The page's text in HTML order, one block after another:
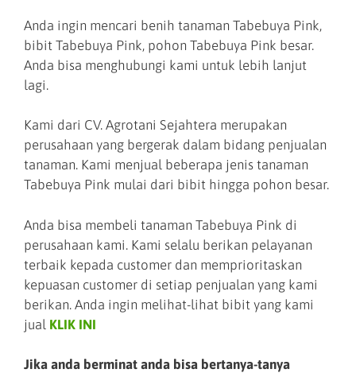
Anda ingin mencari benih tanaman Tabebuya Pink,
bibit Tabebuya Pink, pohon Tabebuya Pink besar.
Anda bisa menghubungi kami untuk lebih lanjut
lagi.
Kami dari CV. Agrotani Sejahtera merupakan
perusahaan yang bergerak dalam bidang penjualan
tanaman. Kami menjual beberapa jenis tanaman
Tabebuya Pink mulai dari bibit hingga pohon besar.
Anda bisa membeli tanaman Tabebuya Pink di
perusahaan kami. Kami selalu berikan pelayanan
terbaik kepada customer dan memprioritaskan
kepuasan customer di setiap penjualan yang kami
berikan. Anda ingin melihat-lihat bibit yang kami
jual KLIK INI
Jika anda berminat anda bisa bertanya-tanya